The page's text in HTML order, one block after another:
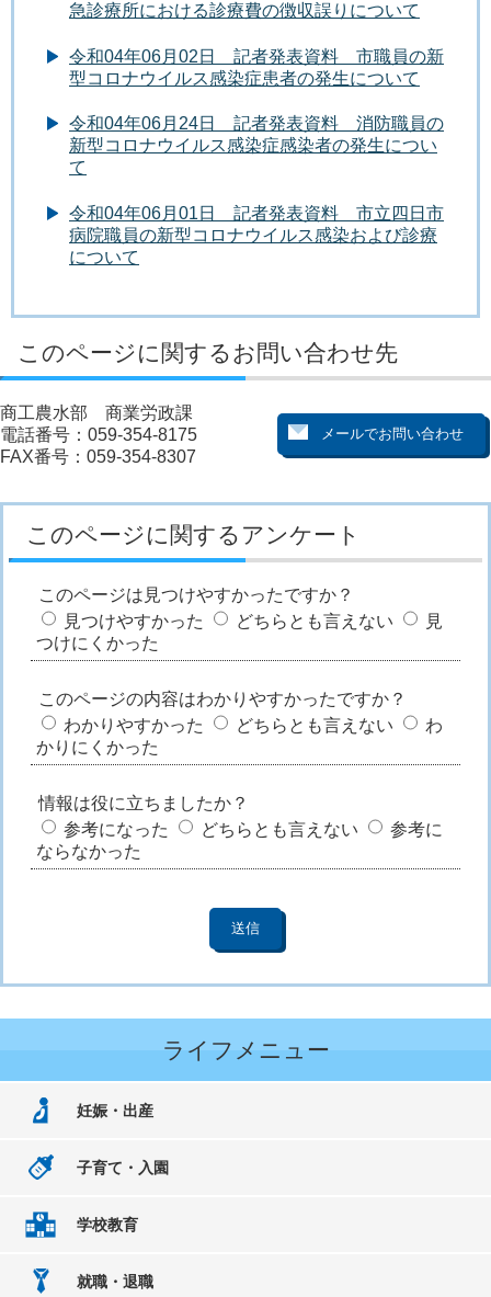
急診療所における診療費の徴収誤りについて
令和04年06月02日 記者発表資料 市職員の新
型コロナウイルス感染症患者の発生について
令和04年06月24日 記者発表資料 消防職員の
新型コロナウイルス感染症感染者の発生につい
て
令和04年06月01日 記者発表資料 市立四日市
病院職員の新型コロナウイルス感染および診療
について
このページに関するお問い合わせ先
商工農水部 商業労政課
電話番号：059-354-8175
FAX番号：059-354-8307
このページに関するアンケート
このページは見つけやすかったですか？
見つけやすかった
どちらとも言えない
見
つけにくかった
このページの内容はわかりやすかったですか？
わかりやすかった
どちらとも言えない
わ
かりにくかった
情報は役に立ちましたか？
参考になった
どちらとも言えない
参考に
ならなかった
ライフメニュー
妊娠・出産
子育て・入園
学校教育
就職・退職